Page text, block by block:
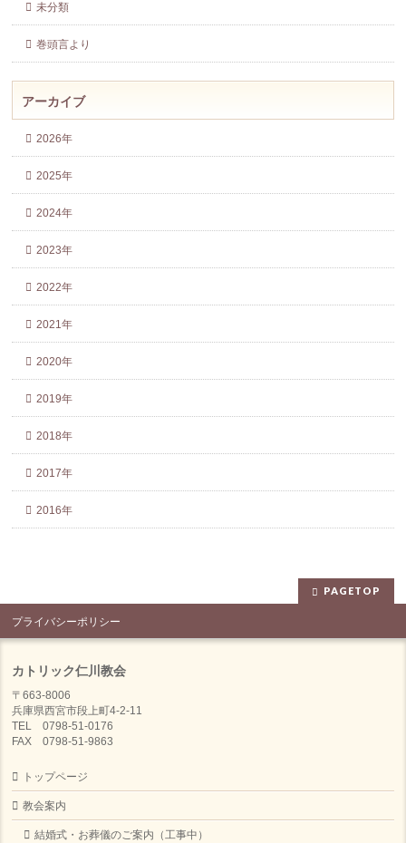
未分類
巻頭言より
アーカイブ
2026年
2025年
2024年
2023年
2022年
2021年
2020年
2019年
2018年
2017年
2016年
PAGETOP
プライバシーポリシー
カトリック仁川教会
〒663-8006
兵庫県西宮市段上町4-2-11
TEL 0798-51-0176
FAX 0798-51-9863
トップページ
教会案内
結婚式・お葬儀のご案内（工事中）